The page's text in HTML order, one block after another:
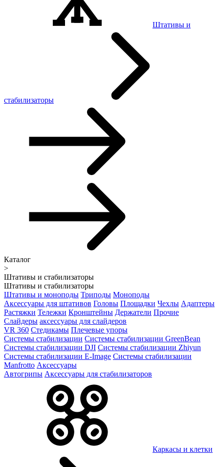
Штативы и
стабилизаторы
Каталог
>
Штативы и стабилизаторы
Штативы и стабилизаторы
Штативы и моноподы Триподы Моноподы
Аксессуары для штативов Головы Площадки Чехлы Адаптеры
Растяжки Тележки Кронштейны Держатели Прочие
Слайдеры аксессуары для слайдеров
VR 360 Стедикамы Плечевые упоры
Системы стабилизации Системы стабилизации GreenBean
Системы стабилизации DJI Системы стабилизации Zhiyun
Системы стабилизации E-Image Системы стабилизации
Manfrotto Аксессуары
Автогрипы Аксессуары для стабилизаторов
Каркасы и клетки